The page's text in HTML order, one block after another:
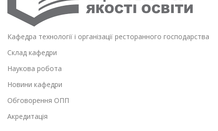
Кафедра технології і організації ресторанного господарства
Склад кафедри
Наукова робота
Новини кафедри
Обговорення ОПП
Акредитація